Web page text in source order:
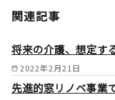
田
市
市
関連記事
2022年2月21日
将来の介護、想定す
先進的窓リノベ事業